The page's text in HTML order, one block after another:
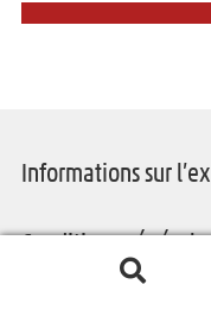
Informations sur
Conditions